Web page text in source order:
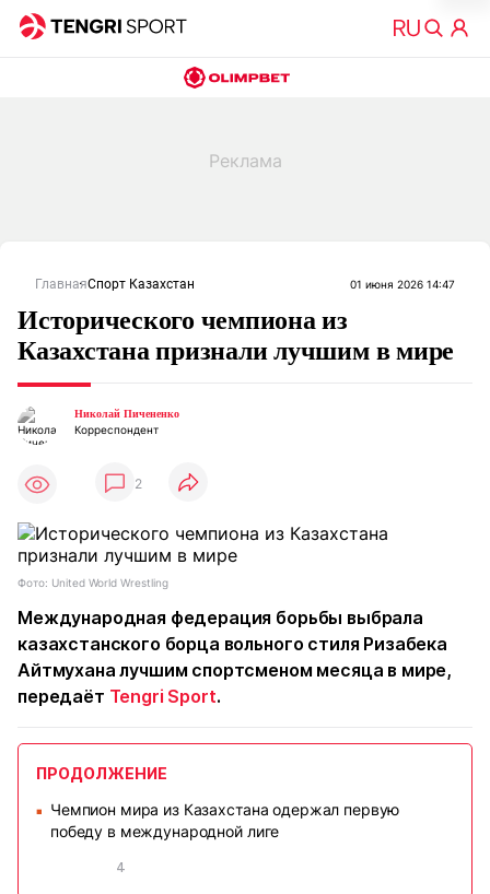
ГлавнаяСпорт Казахстан 01 июня 2026 14:47
Исторического чемпиона из
Казахстана признали лучшим в мире
Николай Пичененко
Корреспондент
2
Фото: United World Wrestling
Международная федерация борьбы выбрала
казахстанского борца вольного стиля Ризабека
Айтмухана лучшим спортсменом месяца в мире,
передаёт Tengri Sport.
ПРОДОЛЖЕНИЕ
■
Чемпион мира из Казахстана одержал первую
победу в международной лиге
4